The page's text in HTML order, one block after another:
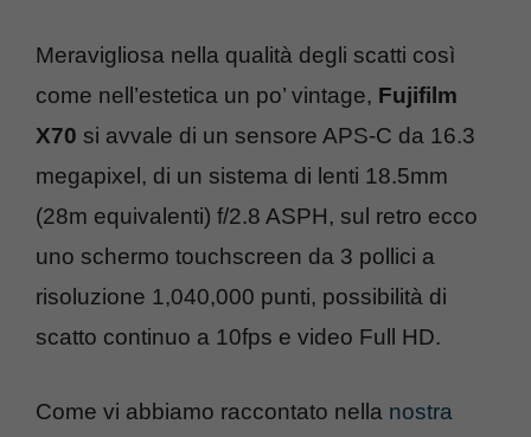
Meravigliosa nella qualità degli scatti così
come nell’estetica un po’ vintage, Fujifilm
X70 si avvale di un sensore APS-C da 16.3
megapixel, di un sistema di lenti 18.5mm
(28m equivalenti) f/2.8 ASPH, sul retro ecco
uno schermo touchscreen da 3 pollici a
risoluzione 1,040,000 punti, possibilità di
scatto continuo a 10fps e video Full HD.
Come vi abbiamo raccontato nella nostra